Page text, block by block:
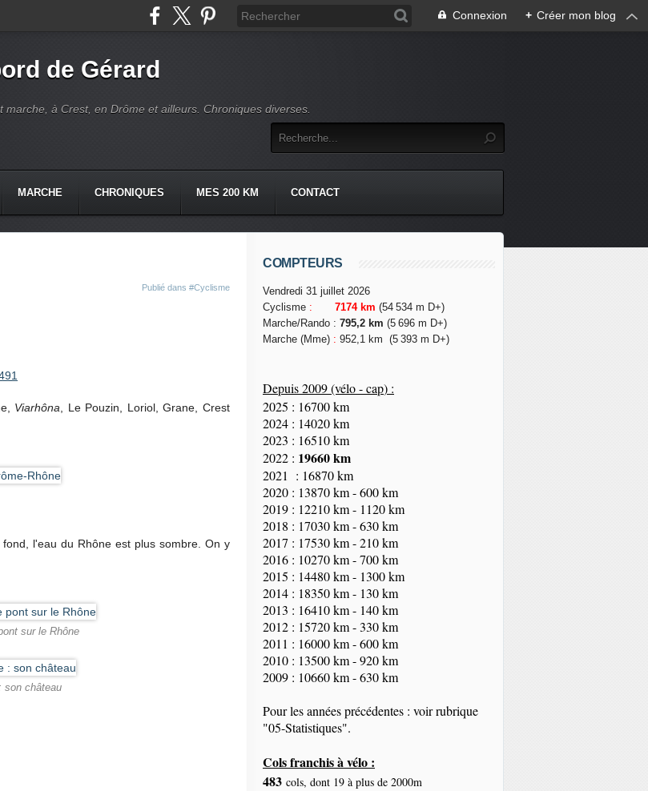
Connexion + Créer mon blog
de Gérard
marche, à Crest, en Drôme et ailleurs. Chroniques diverses.
MARCHE CHRONIQUES MES 200 KM CONTACT
Publié dans #Cyclisme
Viarhôna , Le Pouzin, Loriol, Grane, Crest
l'eau du Rhône est plus sombre. On y
sur le Rhône
son château
COMPTEURS
Vendredi 31 juillet 2026
Cyclisme : 7174 km (54 534 m D+)
Marche/Rando : 795,2 km (5 696 m D+)
Marche (Mme) : 952,1 km (5 393 m D+)
Depuis 2009 (vélo - cap) :
2025 : 16700 km
2024 : 14020 km
2023 : 16510 km
2022 : 19660 km
2021 : 16870 km
2020 : 13870 km - 600 km
2019 : 12210 km - 1120 km
2018 : 17030 km - 630 km
2017 : 17530 km - 210 km
2016 : 10270 km - 700 km
2015 : 14480 km - 1300 km
2014 : 18350km- 130 km
2013 : 16410 km - 140 km
2012 : 15720 km - 330 km
2011 : 16000 km - 600 km
2010 : 13500 km - 920 km
2009 : 10660 km - 630 km
Pour les années précédentes : voir rubrique
"05-Statistiques".
Cols franchis à vélo :
483 cols, dont 19 à plus de 2000m